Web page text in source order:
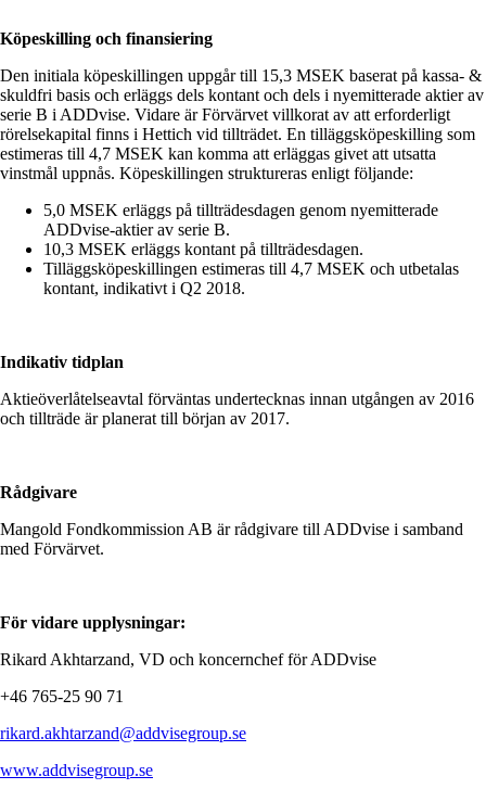
Köpeskilling och finansiering
Den initiala köpeskillingen uppgår till 15,3 MSEK baserat på kassa- &
skuldfri basis och erläggs dels kontant och dels i nyemitterade aktier av
serie B i ADDvise. Vidare är Förvärvet villkorat av att erforderligt
rörelsekapital finns i Hettich vid tillträdet. En tilläggsköpeskilling som
estimeras till 4,7 MSEK kan komma att erläggas givet att utsatta
vinstmål uppnås. Köpeskillingen struktureras enligt följande:
5,0 MSEK erläggs på tillträdesdagen genom nyemitterade
ADDvise-aktier av serie B.
10,3 MSEK erläggs kontant på tillträdesdagen.
Tilläggsköpeskillingen estimeras till 4,7 MSEK och utbetalas
kontant, indikativt i Q2 2018.
Indikativ tidplan
Aktieöverlåtelseavtal förväntas undertecknas innan utgången av 2016
och tillträde är planerat till början av 2017.
Rådgivare
Mangold Fondkommission AB är rådgivare till ADDvise i samband
med Förvärvet.
För vidare upplysningar:
Rikard Akhtarzand, VD och koncernchef för ADDvise
+46 765-25 90 71
rikard.akhtarzand@addvisegroup.se
www.addvisegroup.se